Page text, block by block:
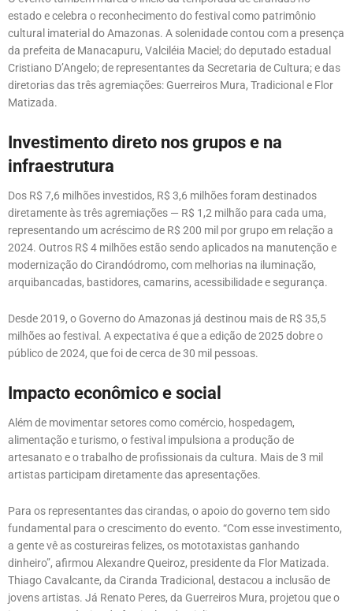
estado e celebra o reconhecimento do festival como patrimônio
cultural imaterial do Amazonas. A solenidade contou com a presença
da prefeita de Manacapuru, Valciléia Maciel; do deputado estadual
Cristiano D’Angelo; de representantes da Secretaria de Cultura; e das
diretorias das três agremiações: Guerreiros Mura, Tradicional e Flor
Matizada.
Investimento direto nos grupos e na
infraestrutura
Dos R$ 7,6 milhões investidos, R$ 3,6 milhões foram destinados
diretamente às três agremiações — R$ 1,2 milhão para cada uma,
representando um acréscimo de R$ 200 mil por grupo em relação a
2024. Outros R$ 4 milhões estão sendo aplicados na manutenção e
modernização do Cirandódromo, com melhorias na iluminação,
arquibancadas, bastidores, camarins, acessibilidade e segurança.
Desde 2019, o Governo do Amazonas já destinou mais de R$ 35,5
milhões ao festival. A expectativa é que a edição de 2025 dobre o
público de 2024, que foi de cerca de 30 mil pessoas.
Impacto econômico e social
Além de movimentar setores como comércio, hospedagem,
alimentação e turismo, o festival impulsiona a produção de
artesanato e o trabalho de profissionais da cultura. Mais de 3 mil
artistas participam diretamente das apresentações.
Para os representantes das cirandas, o apoio do governo tem sido
fundamental para o crescimento do evento. “Com esse investimento,
a gente vê as costureiras felizes, os mototaxistas ganhando
dinheiro”, afirmou Alexandre Queiroz, presidente da Flor Matizada.
Thiago Cavalcante, da Ciranda Tradicional, destacou a inclusão de
jovens artistas. Já Renato Peres, da Guerreiros Mura, projetou que o